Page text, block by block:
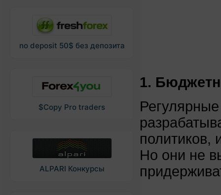
no deposit 50$ без депозита
$Copy Pro traders
ALPARI Конкурсы
1.
политиков,
Но они не